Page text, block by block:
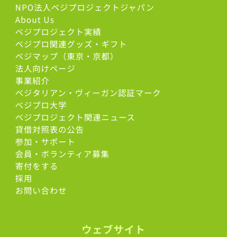
NPO法人ベジプロジェクトジャパン
About Us
ベジプロジェクト実績
ベジプロ関連グッズ・ギフト
ベジマップ（東京・京都）
法人向けページ
事業紹介
ベジタリアン・ヴィーガン認証マーク
べジプロ大学
ベジプロジェクト関連ニュース
貸借対照表の公告
参加・サポート
会員・ボランティア募集
寄付をする
採用
お問い合わせ
ウェブサイト